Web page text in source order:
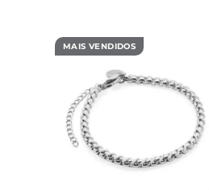
MAIS VENDIDOS